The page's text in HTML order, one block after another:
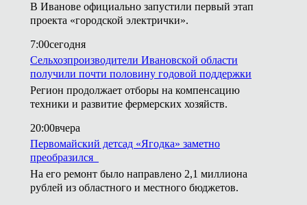
В Иванове официально запустили первый этап
проекта «городской электрички».
7:00сегодня
Сельхозпроизводители Ивановской области
получили почти половину годовой поддержки
Регион продолжает отборы на компенсацию
техники и развитие фермерских хозяйств.
20:00вчера
Первомайский детсад «Ягодка» заметно
преобразился
На его ремонт было направлено 2,1 миллиона
рублей из областного и местного бюджетов.